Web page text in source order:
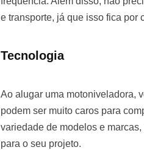
e transporte, já que isso fica por
Tecnologia
Ao alugar uma motoniveladora,
podem ser muito caros para
variedade de modelos e
para o seu projeto.